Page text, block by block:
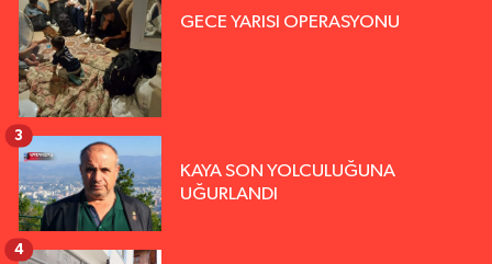
GECE YARISI OPERASYONU
KAYA SON YOLCULUĞUNA
UĞURLANDI
3
4